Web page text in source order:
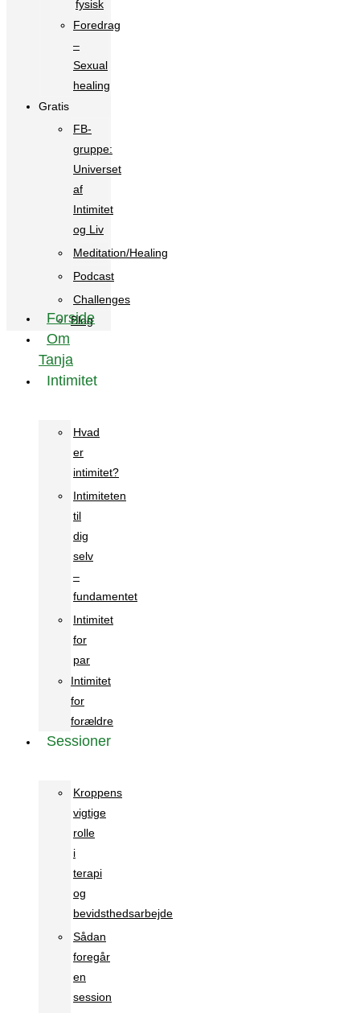
fysisk
Foredrag
–
Sexual
healing
Gratis
FB-
gruppe:
Universet
af
Intimitet
og Liv
Meditation/Healing
Podcast
Challenges
Blog
Forside
Om
Tanja
Intimitet
Hvad
er
intimitet?
Intimiteten
til
dig
selv
–
fundamentet
Intimitet
for
par
Intimitet
for
forældre
Sessioner
Kroppens
vigtige
rolle
i
terapi
og
bevidsthedsarbejde
Sådan
foregår
en
session